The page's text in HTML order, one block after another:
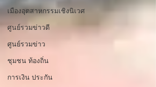
เมืองอุตสาหกรรมเชิงนิเวศ
ศูนย์รวมข่าวดี
ศูนย์รวมข่าว
ชุมชน ท้องถิ่น
การเงิน ประกัน